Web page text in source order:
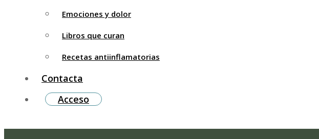
Emociones y dolor
Libros que curan
Recetas antiinflamatorias
Contacta
Acceso